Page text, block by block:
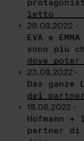
letto
29.08.2022 -
EVA e
sono più
dove
23.08.2022 -
Das ganze
dei
18.08.2022 -
Hofmann
partner di